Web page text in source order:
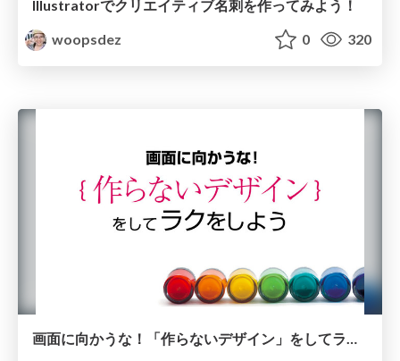
Illustratorでクリエイティブ名刺を作ってみよう！
woopsdez
0 320